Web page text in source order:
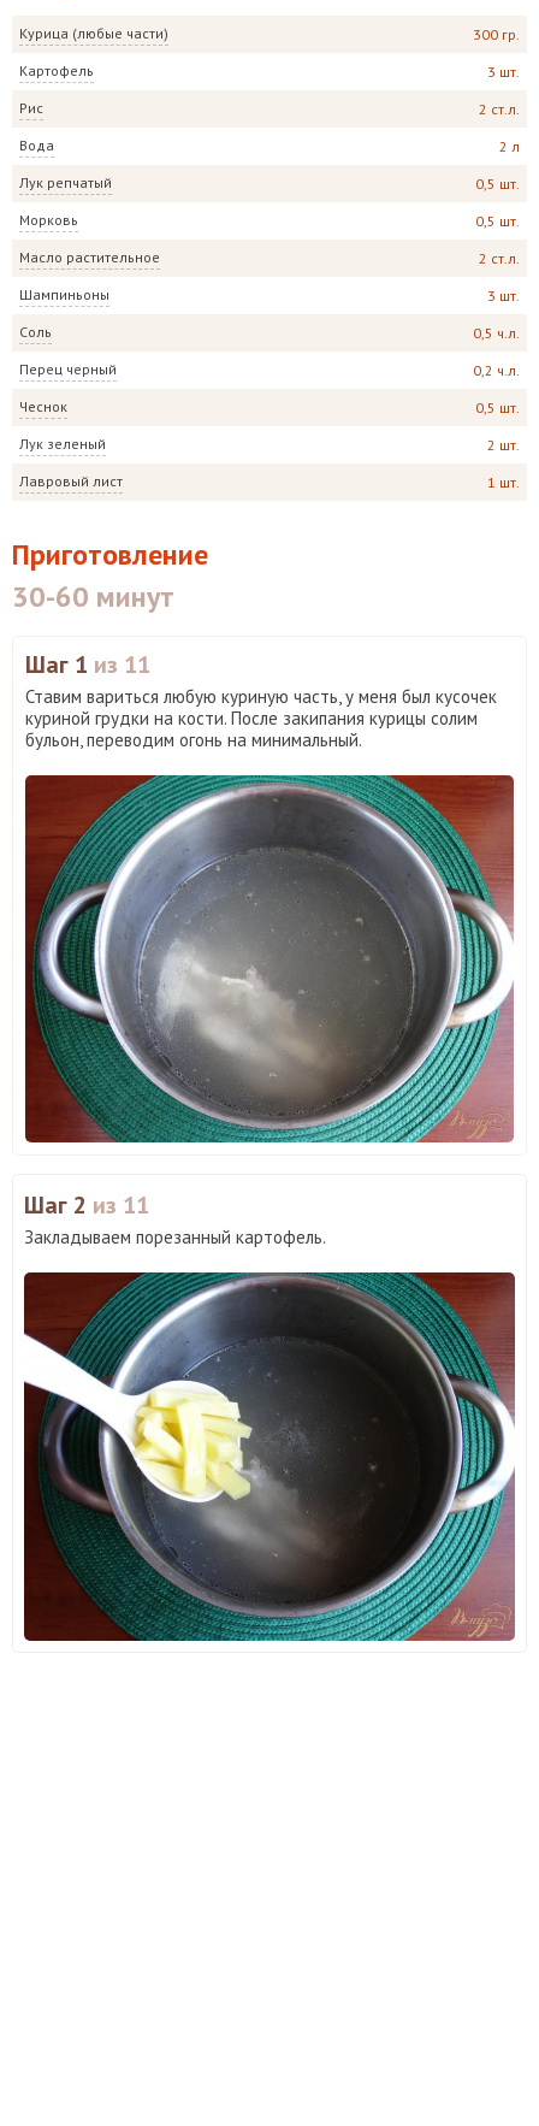
Курица (любые части) 300 гр.
Картофель 3 шт.
Рис 2 ст.л.
Вода 2 л
Лук репчатый 0,5 шт.
Морковь 0,5 шт.
Масло растительное 2 ст.л.
Шампиньоны 3 шт.
Соль 0,5 ч.л.
Перец черный 0,2 ч.л.
Чеснок 0,5 шт.
Лук зеленый 2 шт.
Лавровый лист 1 шт.
Приготовление
30-60 минут
Шаг 1 из 11
Ставим вариться любую куриную часть, у меня был кусочек
куриной грудки на кости. После закипания курицы солим
бульон, переводим огонь на минимальный.
Шаг 2 из 11
Закладываем порезанный картофель.